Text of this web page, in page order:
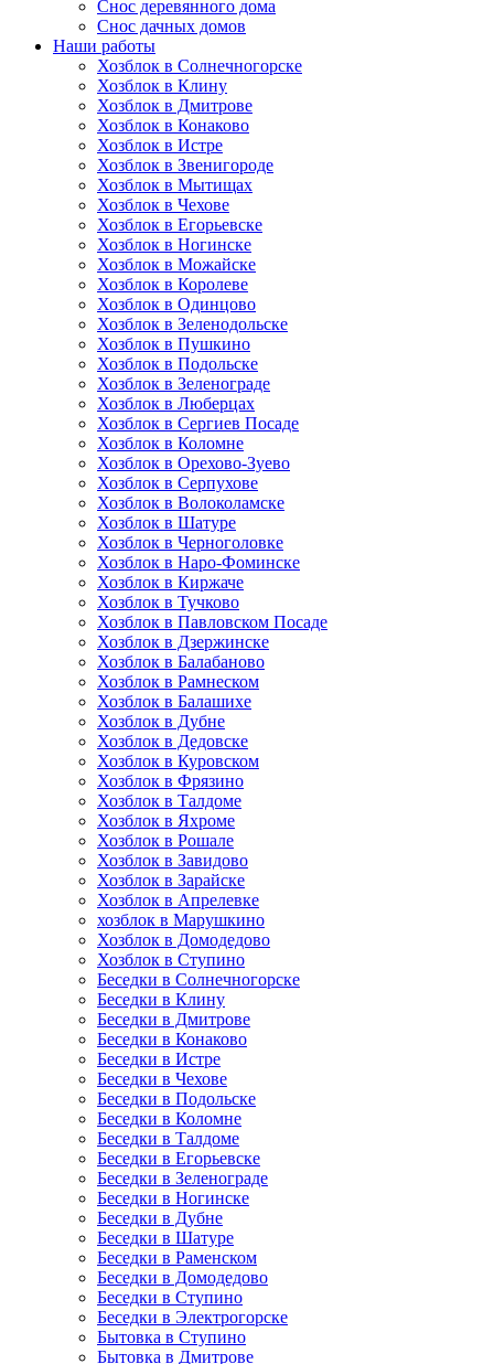
Снос деревянного дома
Снос дачных домов
Наши работы
Хозблок в Солнечногорске
Хозблок в Клину
Хозблок в Дмитрове
Хозблок в Конаково
Хозблок в Истре
Хозблок в Звенигороде
Хозблок в Мытищах
Хозблок в Чехове
Хозблок в Егорьевске
Хозблок в Ногинске
Хозблок в Можайске
Хозблок в Королеве
Хозблок в Одинцово
Хозблок в Зеленодольске
Хозблок в Пушкино
Хозблок в Подольске
Хозблок в Зеленограде
Хозблок в Люберцах
Хозблок в Сергиев Посаде
Хозблок в Коломне
Хозблок в Орехово-Зуево
Хозблок в Серпухове
Хозблок в Волоколамске
Хозблок в Шатуре
Хозблок в Черноголовке
Хозблок в Наро-Фоминске
Хозблок в Киржаче
Хозблок в Тучково
Хозблок в Павловском Посаде
Хозблок в Дзержинске
Хозблок в Балабаново
Хозблок в Рамнеском
Хозблок в Балашихе
Хозблок в Дубне
Хозблок в Дедовске
Хозблок в Куровском
Хозблок в Фрязино
Хозблок в Талдоме
Хозблок в Яхроме
Хозблок в Рошале
Хозблок в Завидово
Хозблок в Зарайске
Хозблок в Апрелевке
хозблок в Марушкино
Хозблок в Домодедово
Хозблок в Ступино
Беседки в Солнечногорске
Беседки в Клину
Беседки в Дмитрове
Беседки в Конаково
Беседки в Истре
Беседки в Чехове
Беседки в Подольске
Беседки в Коломне
Беседки в Талдоме
Беседки в Егорьевске
Беседки в Зеленограде
Беседки в Ногинске
Беседки в Дубне
Беседки в Шатуре
Беседки в Раменском
Беседки в Домодедово
Беседки в Ступино
Беседки в Электрогорске
Бытовка в Ступино
Бытовка в Дмитрове